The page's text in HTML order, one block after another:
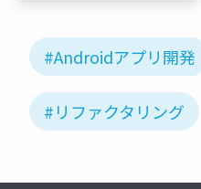
#Androidアプリ開発
#リファクタリング